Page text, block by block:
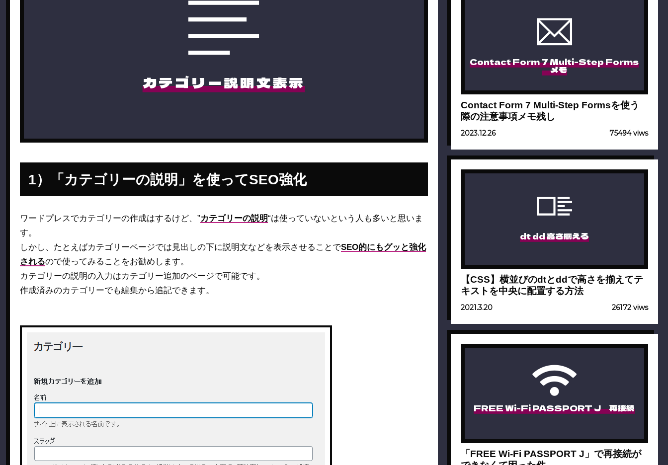
カテゴリー説明文表示
「カテゴリーの説明」を使ってSEO強化
ワードプレスでカテゴリーの作成はするけど、”カテゴリーの説明“は使っていないという人も多いと思いま
す。
しかし、たとえばカテゴリーページでは見出しの下に説明文などを表示させることでSEO的にもグッと強化
されるので使ってみることをお勧めします。
カテゴリーの説明の入力はカテゴリー追加のページで可能です。
作成済みのカテゴリーでも編集から追記できます。
Contact Form 7 Multi-Step Forms
メモ
Contact Form 7 Multi-Step Formsを使う
際の注意事項メモ残し
2023.12.26 75494 viws
dt dd 高さ揃える
【CSS】横並びのdtとddで高さを揃えてテ
キストを中央に配置する方法
2021.3.20 26172 viws
FREE Wi-Fi PASSPORT J 再接続
「FREE Wi-Fi PASSPORT J」で再接続が